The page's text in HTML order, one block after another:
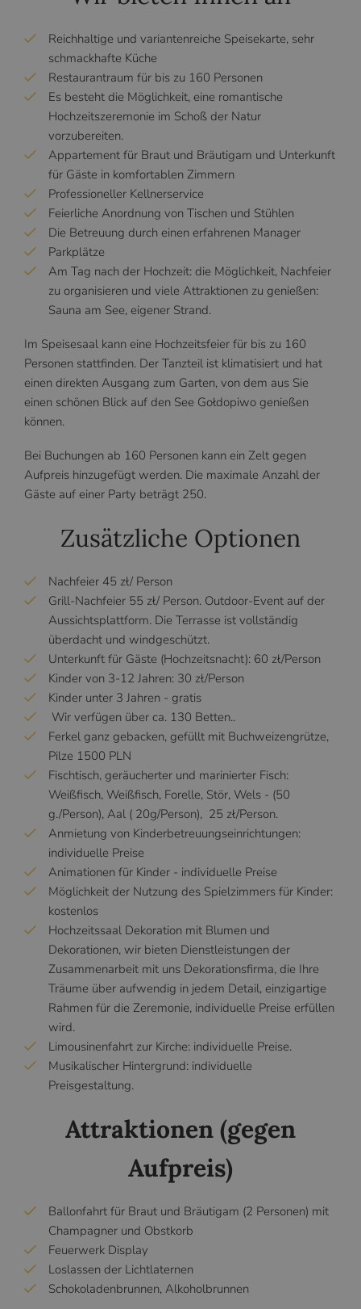
Reichhaltige und variantenreiche Speisekarte, sehr
schmackhafte Küche
Restaurantraum für bis zu 160 Personen
Es besteht die Möglichkeit, eine romantische
Hochzeitszeremonie im Schoß der Natur
vorzubereiten.
Appartement für Braut und Bräutigam und Unterkunft
für Gäste in komfortablen Zimmern
Professioneller Kellnerservice
Feierliche Anordnung von Tischen und Stühlen
Die Betreuung durch einen erfahrenen Manager
Parkplätze
Am Tag nach der Hochzeit: die Möglichkeit, Nachfeier
zu organisieren und viele Attraktionen zu genießen:
Sauna am See, eigener Strand.
Im Speisesaal kann eine Hochzeitsfeier für bis zu 160
Personen stattfinden. Der Tanzteil ist klimatisiert und hat
einen direkten Ausgang zum Garten, von dem aus Sie
einen schönen Blick auf den See Gołdopiwo genießen
können.
Bei Buchungen ab 160 Personen kann ein Zelt gegen
Aufpreis hinzugefügt werden. Die maximale Anzahl der
Gäste auf einer Party beträgt 250.
Zusätzliche Optionen
Nachfeier 45 zł/ Person
Grill-Nachfeier 55 zł/ Person. Outdoor-Event auf der
Aussichtsplattform. Die Terrasse ist vollständig
überdacht und windgeschützt.
Unterkunft für Gäste (Hochzeitsnacht): 60 zł/Person
Kinder von 3-12 Jahren: 30 zł/Person
Kinder unter 3 Jahren - gratis
Wir verfügen über ca. 130 Betten..
Ferkel ganz gebacken, gefüllt mit Buchweizengrütze,
Pilze 1500 PLN
Fischtisch, geräucherter und marinierter Fisch:
Weißfisch, Weißfisch, Forelle, Stör, Wels - (50
g./Person), Aal ( 20g/Person), 25 zł/Person.
Anmietung von Kinderbetreuungseinrichtungen:
individuelle Preise
Animationen für Kinder - individuelle Preise
Möglichkeit der Nutzung des Spielzimmers für Kinder:
kostenlos
Hochzeitssaal Dekoration mit Blumen und
Dekorationen, wir bieten Dienstleistungen der
Zusammenarbeit mit uns Dekorationsfirma, die Ihre
Träume über aufwendig in jedem Detail, einzigartige
Rahmen für die Zeremonie, individuelle Preise erfüllen
wird.
Limousinenfahrt zur Kirche: individuelle Preise.
Musikalischer Hintergrund: individuelle
Preisgestaltung.
Attraktionen (gegen
Aufpreis)
Ballonfahrt für Braut und Bräutigam (2 Personen) mit
Champagner und Obstkorb
Feuerwerk Display
Loslassen der Lichtlaternen
Schokoladenbrunnen, Alkoholbrunnen